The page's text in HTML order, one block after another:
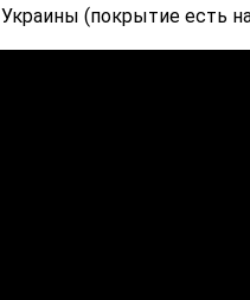
(покрытие есть